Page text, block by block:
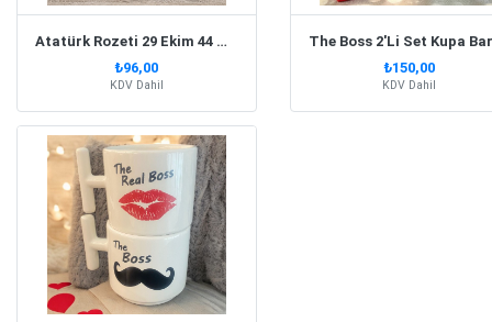
Atatürk Rozeti 29 Ekim 44 Mm 10 Adet
₺96,00
KDV Dahil
₺150,00
KDV Dahil